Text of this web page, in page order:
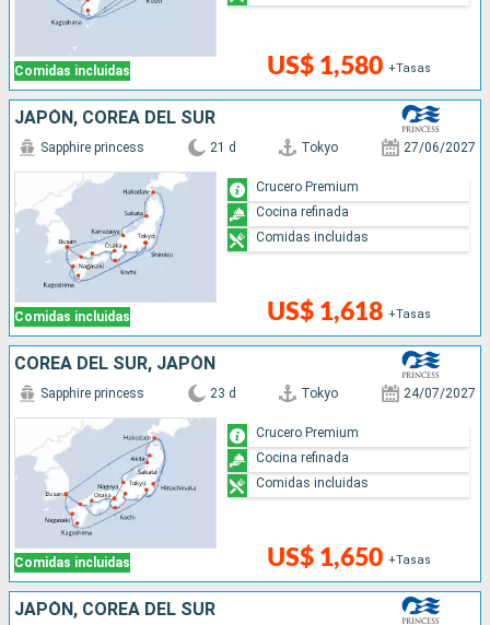
Comidas incluidas US$ 1,580 +Tasas
JAPÓN, COREA DEL SUR
Comidas incluidas
Sapphire princess 21 d Tokyo 27/06/2027
US$ 1,618 +Tasas
Crucero Premium
Cocina refinada
Comidas incluidas
COREA DEL SUR, JAPÓN
Comidas incluidas
Sapphire princess 23 d Tokyo 24/07/2027
US$ 1,650 +Tasas
Crucero Premium
Cocina refinada
Comidas incluidas
JAPÓN, COREA DEL SUR